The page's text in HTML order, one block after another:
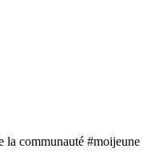
la communauté #moijeune